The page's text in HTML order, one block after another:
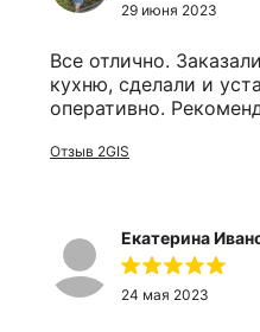
29 июня 2023
Все отлично.
кухню, сделали и
оперативно.
Отзыв 2GIS
Екатерина
24 мая 2023